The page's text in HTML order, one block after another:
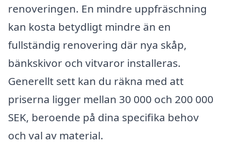
renoveringen. En mindre uppfräschning
kan kosta betydligt mindre än en
fullständig renovering där nya skåp,
bänkskivor och vitvaror installeras.
Generellt sett kan du räkna med att
priserna ligger mellan 30 000 och 200 000
SEK, beroende på dina specifika behov
och val av material.